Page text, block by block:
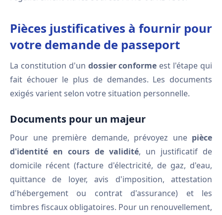
Pièces justificatives à fournir pour
votre demande de passeport
La constitution d'un dossier conforme est l'étape qui
fait échouer le plus de demandes. Les documents
exigés varient selon votre situation personnelle.
Documents pour un majeur
Pour une première demande, prévoyez une pièce
d'identité en cours de validité, un justificatif de
domicile récent (facture d'électricité, de gaz, d'eau,
quittance de loyer, avis d'imposition, attestation
d'hébergement ou contrat d'assurance) et les
timbres fiscaux obligatoires. Pour un renouvellement,